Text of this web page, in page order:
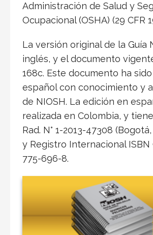
Administración de Salud y
Ocupacional (OSHA) (29 CFR
La versión original de la Guía
inglés, y el documento
168c. Este documento ha
español con conocimiento y
de NIOSH. La edición en
realizada en Colombia, y
Rad. N° 1-2013-47308
y Registro Internacional ISBN
775-696-8.